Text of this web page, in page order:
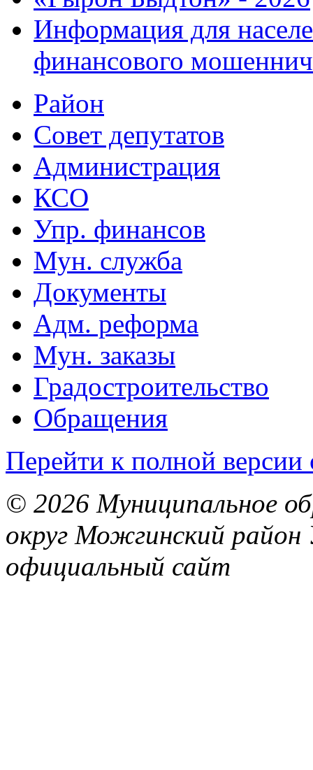
Информация для
финансового
Район
Совет депутатов
Администрация
КСО
Упр. финансов
Мун. служба
Документы
Адм. реформа
Мун. заказы
Градостроительство
Обращения
Перейти к полной версии
© 2026 Муниципальное
округ Можгинский район
официальный сайт